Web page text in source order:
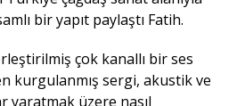
bir yapıt paylaştı Fatih.
çok kanallı bir ses
kurgulanmış sergi, akustik ve
yaratmak üzere nasıl